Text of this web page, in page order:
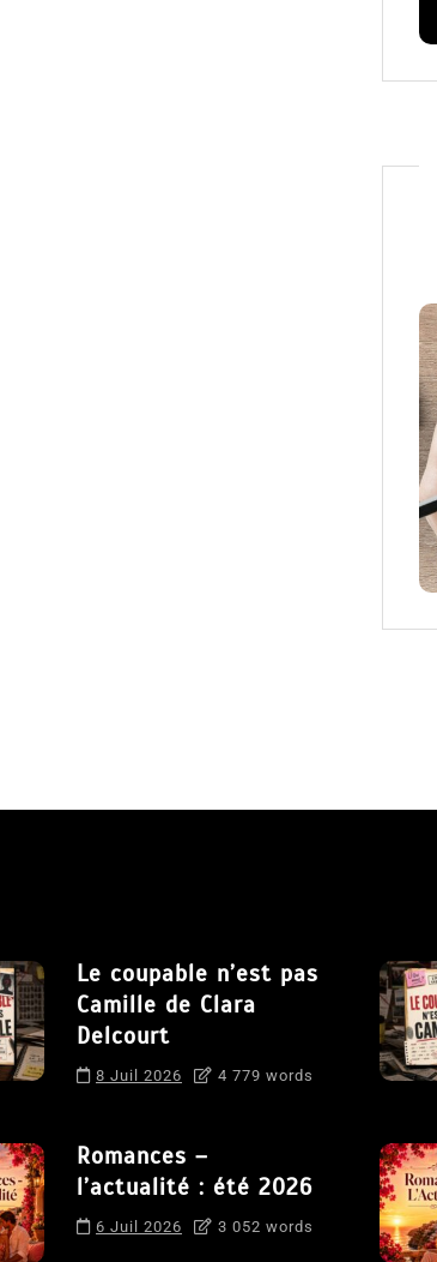
Le coupable n’est pas
Camille de Clara
Delcourt
8 Juil 2026 4 779 words
Romances –
l’actualité : été 2026
6 Juil 2026 3 052 words